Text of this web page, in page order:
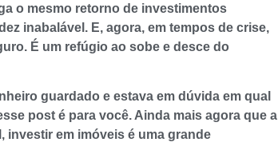
o mesmo retorno de investimentos
inabalável. E, agora, em tempos de crise,
É um refúgio ao sobe e desce do
guardado e estava em dúvida em qual
post é para você. Ainda mais agora que a
investir em imóveis é uma grande